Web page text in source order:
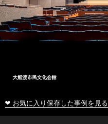
大船渡市民文化会館
❤ お気に入り保存した事例を見る